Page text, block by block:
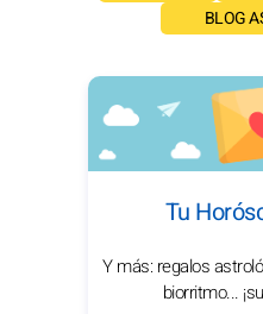
BLOG
Tu
Y más: regalos
biorritmo...